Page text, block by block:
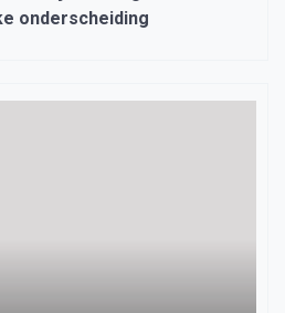
onderscheiding